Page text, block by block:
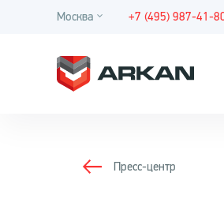
Москва +7 (495) 987-41-
Пресс-центр